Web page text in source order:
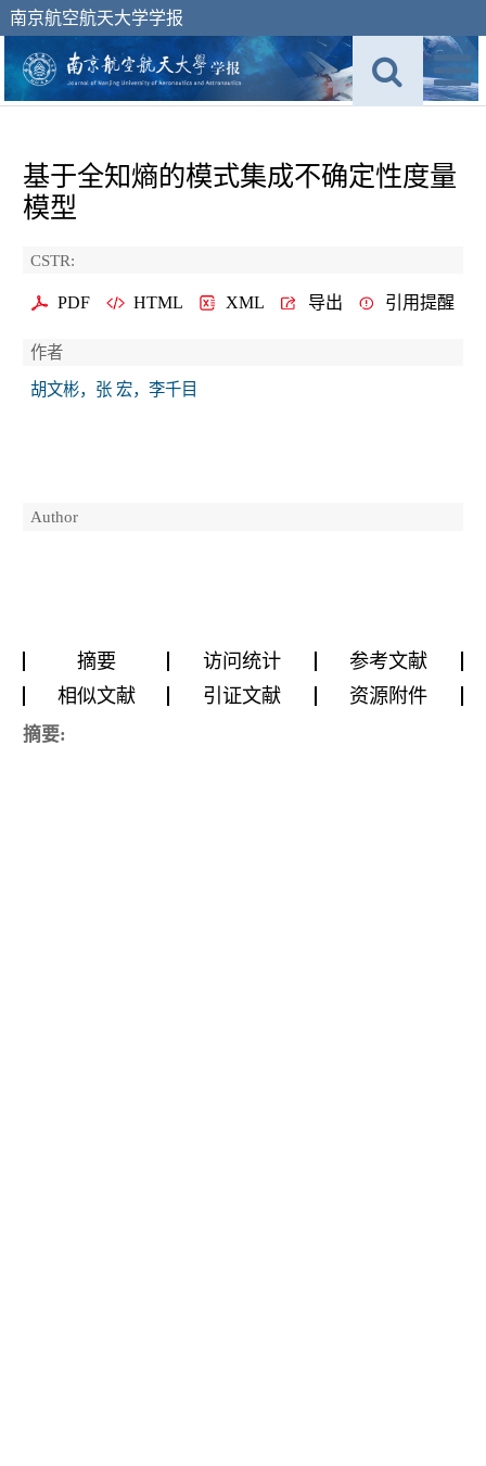
南京航空航天大学学报
基于全知熵的模式集成不确定性度量
模型
CSTR:
PDF HTML XML 导出 引用提醒
作者
胡文彬，张 宏，李千目
Author
摘要 访问统计
参考文献
相似文献
引证文献 资源附件
摘要: